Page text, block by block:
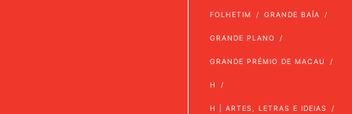
FOLHETIM GRANDE BAÍA
GRANDE PLANO
GRANDE PRÉMIO DE MACAU
H
H | ARTES, LETRAS E IDEIAS